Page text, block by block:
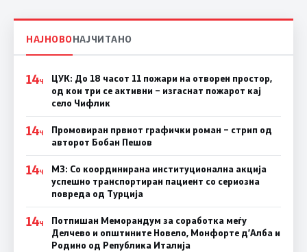
НАЈНОВОНАЈЧИТАНО
14Ч
ЦУК: До 18 часот 11 пожари на отворен простор,
од кои три се активни – изгаснат пожарот кај
село Чифлик
14Ч
Промовиран првиот графички роман – стрип од
авторот Бобан Пешов
14Ч
МЗ: Со координирана институционална акција
успешно транспортиран пациент со сериозна
повреда од Турција
14Ч
Потпишан Меморандум за соработка меѓу
Делчево и општините Новело, Монфорте д’Алба и
Родино од Република Италија